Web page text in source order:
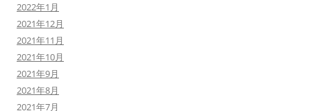
2022年1月
2021年12月
2021年11月
2021年10月
2021年9月
2021年8月
2021年7月